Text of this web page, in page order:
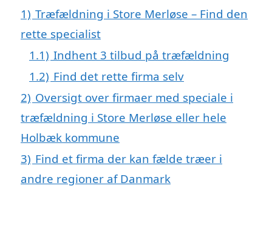
1) Træfældning i Store Merløse – Find den
rette specialist
1.1) Indhent 3 tilbud på træfældning
1.2) Find det rette firma selv
2) Oversigt over firmaer med speciale i
træfældning i Store Merløse eller hele
Holbæk kommune
3) Find et firma der kan fælde træer i
andre regioner af Danmark